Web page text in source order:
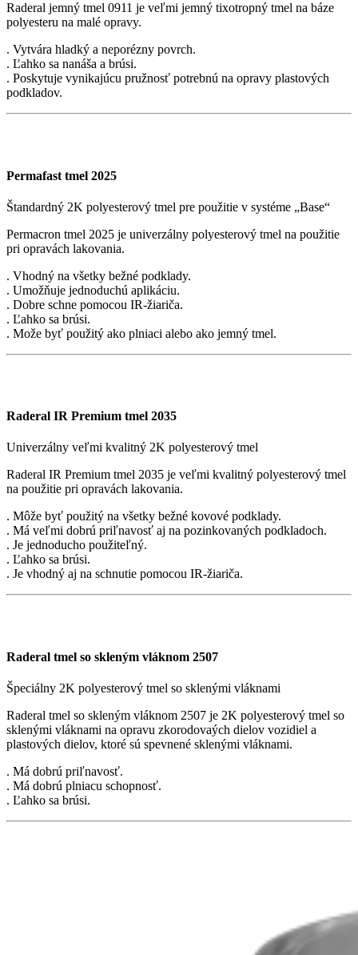
Raderal jemný tmel 0911 je veľmi jemný tixotropný tmel na báze
polyesteru na malé opravy.
. Vytvára hladký a neporézny povrch.
. Ľahko sa nanáša a brúsi.
. Poskytuje vynikajúcu pružnosť potrebnú na opravy plastových
podkladov.
Permafast tmel 2025
Štandardný 2K polyesterový tmel pre použitie v systéme „Base“
Permacron tmel 2025 je univerzálny polyesterový tmel na použitie
pri opravách lakovania.
. Vhodný na všetky bežné podklady.
. Umožňuje jednoduchú aplikáciu.
. Dobre schne pomocou IR-žiariča.
. Ľahko sa brúsi.
. Može byť použitý ako plniaci alebo ako jemný tmel.
Raderal IR Premium tmel 2035
Univerzálny veľmi kvalitný 2K polyesterový tmel
Raderal IR Premium tmel 2035 je veľmi kvalitný polyesterový tmel
na použitie pri opravách lakovania.
. Môže byť použitý na všetky bežné kovové podklady.
. Má veľmi dobrú priľnavosť aj na pozinkovaných podkladoch.
. Je jednoducho použiteľný.
. Ľahko sa brúsi.
. Je vhodný aj na schnutie pomocou IR-žiariča.
Raderal tmel so skleným vláknom 2507
Špeciálny 2K polyesterový tmel so sklenými vláknami
Raderal tmel so skleným vláknom 2507 je 2K polyesterový tmel so
sklenými vláknami na opravu zkorodovaých dielov vozidiel a
plastových dielov, ktoré sú spevnené sklenými vláknami.
. Má dobrú priľnavosť.
. Má dobrú plniacu schopnosť.
. Ľahko sa brúsi.